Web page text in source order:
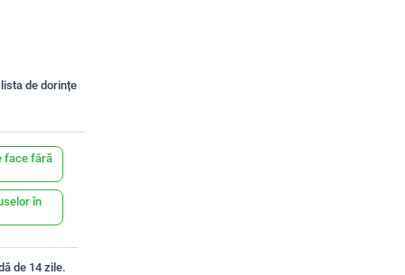
de dorințe
face fără
în
de 14 zile.